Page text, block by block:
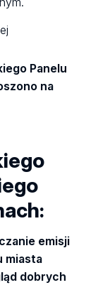
Panelu
na
emisji
miasta
dobrych